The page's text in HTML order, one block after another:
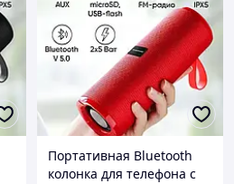
Портативная Bluetooth
колонка для телефона с